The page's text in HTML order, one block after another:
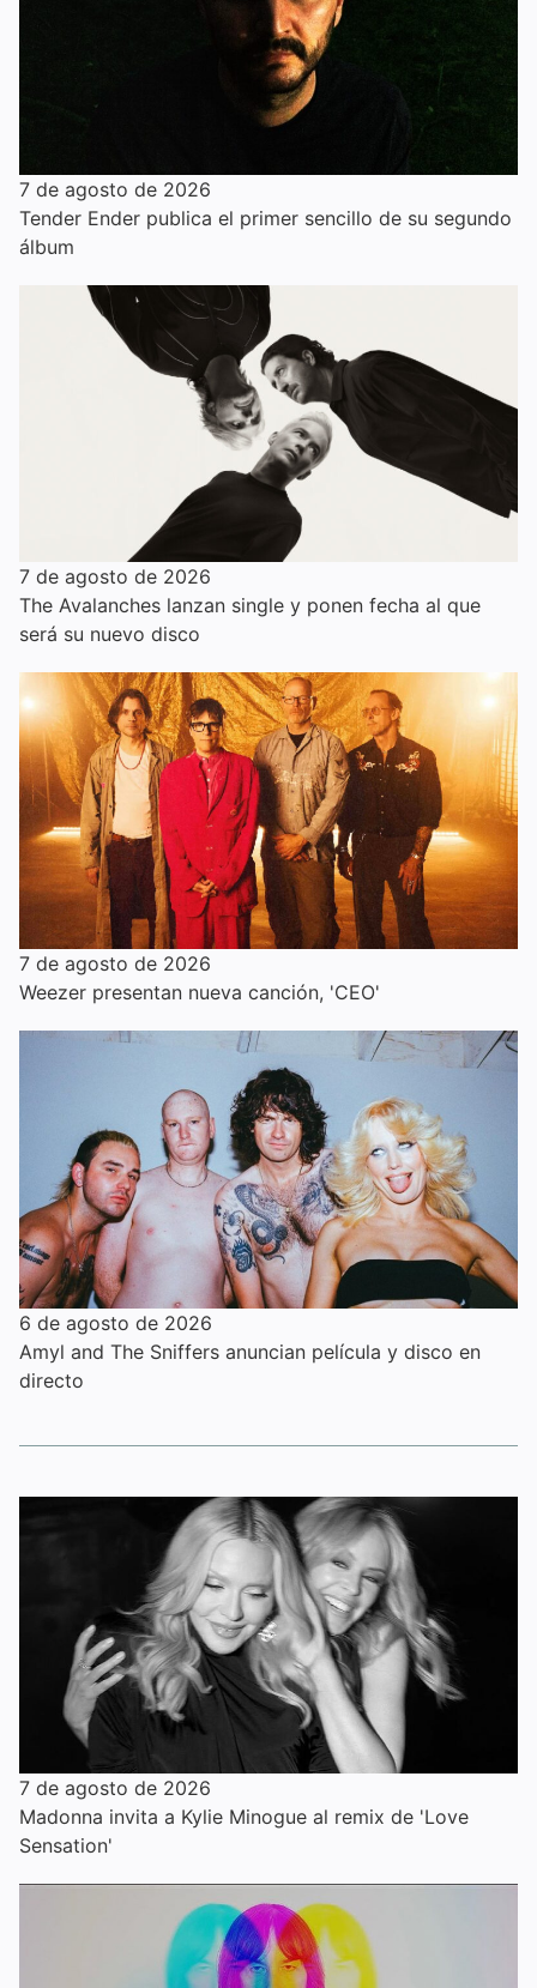
7 de agosto de 2026
Tender Ender publica el primer sencillo de su segundo
álbum
7 de agosto de 2026
The Avalanches lanzan single y ponen fecha al que
será su nuevo disco
7 de agosto de 2026
Weezer presentan nueva canción, 'CEO'
6 de agosto de 2026
Amyl and The Sniffers anuncian película y disco en
directo
7 de agosto de 2026
Madonna invita a Kylie Minogue al remix de 'Love
Sensation'